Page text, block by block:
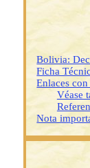
Bolivia:
Ficha
Enlaces
Véase
Nota